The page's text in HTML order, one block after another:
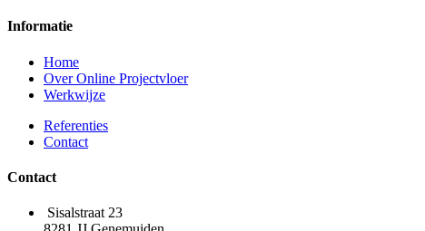
Informatie
Home
Over Online Projectvloer
Werkwijze
Referenties
Contact
Contact
Sisalstraat 23